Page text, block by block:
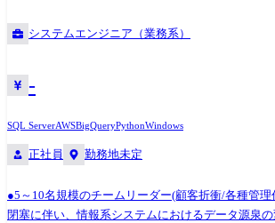
システムエンジニア（業務系）
-
SQL ServerAWSBigQueryPythonWindows
正社員 勤務地未定
●5～10名規模のチームリーダー(顧客折衝/各種管理
閉塞に伴い、情報系システムにおけるデータ源泉